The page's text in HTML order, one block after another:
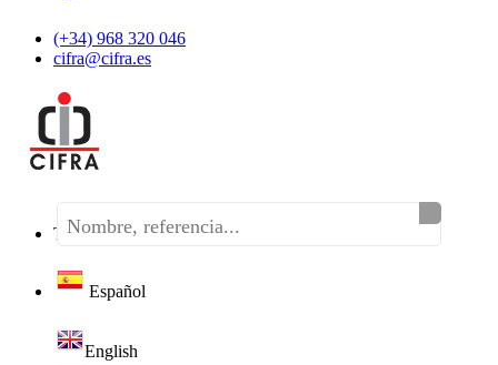
(+34) 968 320 046
cifra@cifra.es
Teléfono:(+34) 968 320 046
Español
English